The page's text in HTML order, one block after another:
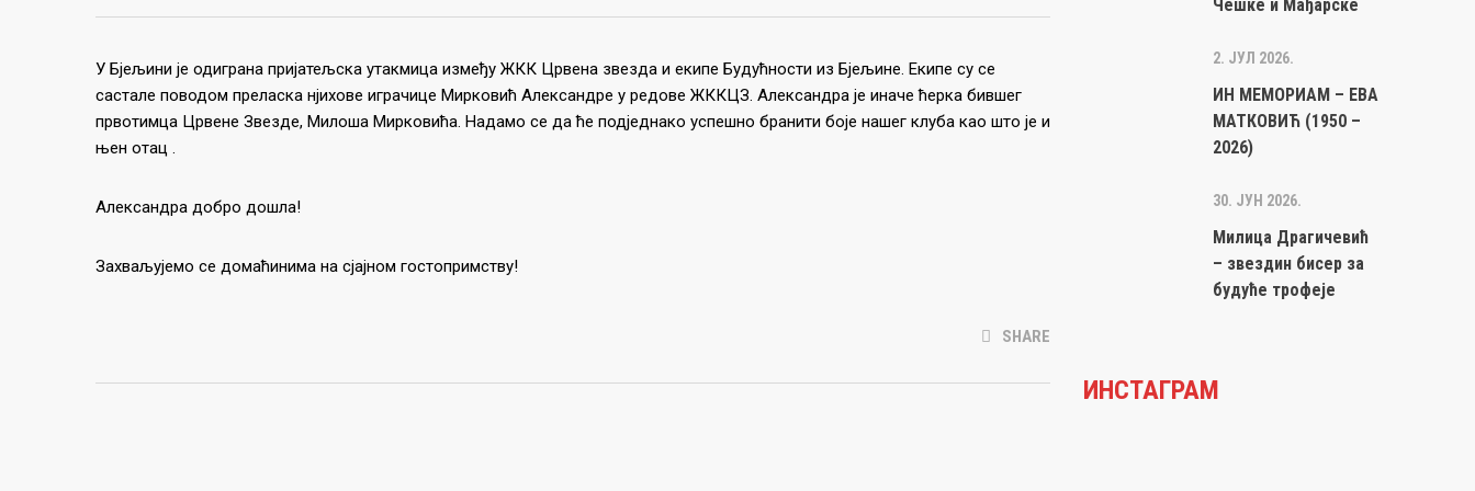
У Бјељини је одиграна пријатељска утакмица између ЖКК Црвена звезда и екипе Будућности из Бјељине. Екипе су се
састале поводом преласка нјихове играчице Мирковић Александре у редове ЖККЦЗ. Александра је иначе ћерка бившег
првотимца Црвене Звезде, Милоша Мирковића. Надамо се да ће подједнако успешно бранити боје нашег клуба као што је и
њен отац .
Александра добро дошла!
Захваљујемо се домаћинима на сјајном гостопримству!
SHARE
Чешке и Мађарске
2. ЈУЛ 2026.
ИН МЕМОРИАМ – ЕВА
МАТКОВИЋ (1950 –
2026)
30. ЈУН 2026.
Милица Драгичевић
– звездин бисер за
будуће трофеје
ИНСТАГРАМ